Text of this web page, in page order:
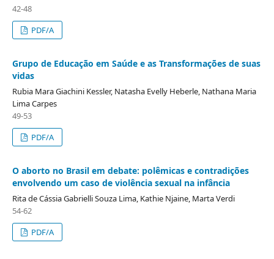
42-48
PDF/A
Grupo de Educação em Saúde e as Transformações de suas
vidas
Rubia Mara Giachini Kessler, Natasha Evelly Heberle, Nathana Maria
Lima Carpes
49-53
PDF/A
O aborto no Brasil em debate: polêmicas e contradições
envolvendo um caso de violência sexual na infância
Rita de Cássia Gabrielli Souza Lima, Kathie Njaine, Marta Verdi
54-62
PDF/A